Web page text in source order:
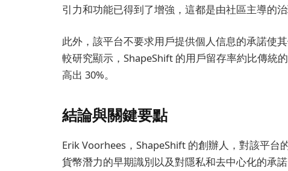
引力和功能已得到了增強，這都是由社區主導的治
此外，該平台不要求用戶提供個人信息的承諾使
較研究顯示，ShapeShift 的用戶留存率約比傳統
高出 30%。
結論與關鍵要點
Erik Voorhees，ShapeShift 的創辦人，對該平
貨幣潛力的早期識別以及對隱私和去中心化的承